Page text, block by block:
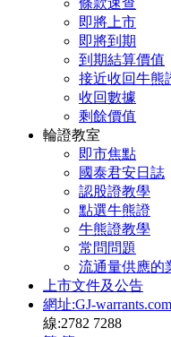
條款速查
即將上市
即將到期
到期結算價值
接近收回牛熊
收回數據
剩餘價值
輪證教室
即市焦點
國泰君安日誌
認股證教學
點選牛熊證
牛熊證教學
常問問題
流通量供應的
上市文件及公告
網址:GJ-
線:2782 7288